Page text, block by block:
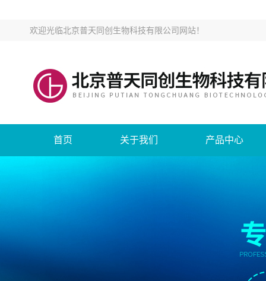
欢迎光临北京普天同创生物科技有限公司网站！
首页 关于我们 产品中心